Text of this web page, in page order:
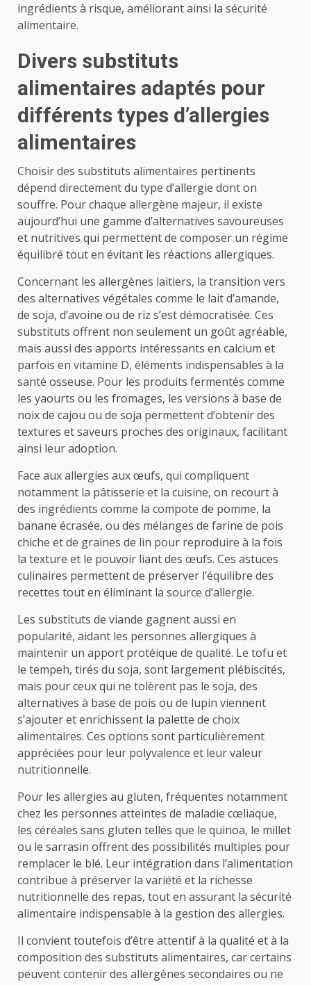
ingrédients à risque, améliorant ainsi la sécurité
alimentaire.
Divers substituts
alimentaires adaptés pour
différents types d’allergies
alimentaires
Choisir des substituts alimentaires pertinents
dépend directement du type d’allergie dont on
souffre. Pour chaque allergène majeur, il existe
aujourd’hui une gamme d’alternatives savoureuses
et nutritives qui permettent de composer un régime
équilibré tout en évitant les réactions allergiques.
Concernant les allergènes laitiers, la transition vers
des alternatives végétales comme le lait d’amande,
de soja, d’avoine ou de riz s’est démocratisée. Ces
substituts offrent non seulement un goût agréable,
mais aussi des apports intéressants en calcium et
parfois en vitamine D, éléments indispensables à la
santé osseuse. Pour les produits fermentés comme
les yaourts ou les fromages, les versions à base de
noix de cajou ou de soja permettent d’obtenir des
textures et saveurs proches des originaux, facilitant
ainsi leur adoption.
Face aux allergies aux œufs, qui compliquent
notamment la pâtisserie et la cuisine, on recourt à
des ingrédients comme la compote de pomme, la
banane écrasée, ou des mélanges de farine de pois
chiche et de graines de lin pour reproduire à la fois
la texture et le pouvoir liant des œufs. Ces astuces
culinaires permettent de préserver l’équilibre des
recettes tout en éliminant la source d’allergie.
Les substituts de viande gagnent aussi en
popularité, aidant les personnes allergiques à
maintenir un apport protéique de qualité. Le tofu et
le tempeh, tirés du soja, sont largement plébiscités,
mais pour ceux qui ne tolèrent pas le soja, des
alternatives à base de pois ou de lupin viennent
s’ajouter et enrichissent la palette de choix
alimentaires. Ces options sont particulièrement
appréciées pour leur polyvalence et leur valeur
nutritionnelle.
Pour les allergies au gluten, fréquentes notamment
chez les personnes atteintes de maladie cœliaque,
les céréales sans gluten telles que le quinoa, le millet
ou le sarrasin offrent des possibilités multiples pour
remplacer le blé. Leur intégration dans l’alimentation
contribue à préserver la variété et la richesse
nutritionnelle des repas, tout en assurant la sécurité
alimentaire indispensable à la gestion des allergies.
Il convient toutefois d’être attentif à la qualité et à la
composition des substituts alimentaires, car certains
peuvent contenir des allergènes secondaires ou ne